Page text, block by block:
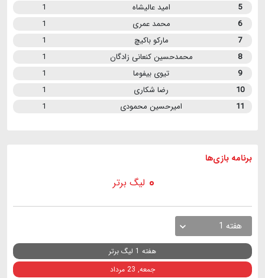
5
امید عالیشاه
1
6
محمد عمری
1
7
مارکو باکیچ
1
8
محمدحسین کنعانی زادگان
1
9
تیوی بیفوما
1
10
رضا شکاری
1
11
امیرحسین محمودی 1
برنامه بازی ها
لیگ برتر
هفته 1
هفته 1 لیگ برتر
جمعه, 23 مرداد